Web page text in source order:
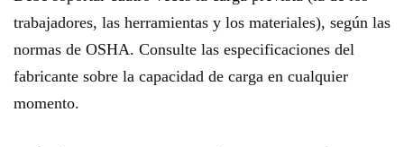
trabajadores, las herramientas y los materiales), según las
normas de OSHA. Consulte las especificaciones del
fabricante sobre la capacidad de carga en cualquier
momento.